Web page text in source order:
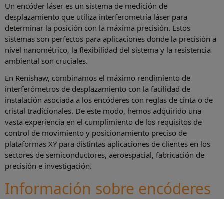
Un encóder láser es un sistema de medición de
desplazamiento que utiliza interferometría láser para
determinar la posición con la máxima precisión. Estos
sistemas son perfectos para aplicaciones donde la precisión a
nivel nanométrico, la flexibilidad del sistema y la resistencia
ambiental son cruciales.
En Renishaw, combinamos el máximo rendimiento de
interferómetros de desplazamiento con la facilidad de
instalación asociada a los encóderes con reglas de cinta o de
cristal tradicionales. De este modo, hemos adquirido una
vasta experiencia en el cumplimiento de los requisitos de
control de movimiento y posicionamiento preciso de
plataformas XY para distintas aplicaciones de clientes en los
sectores de semiconductores, aeroespacial, fabricación de
precisión e investigación.
Información sobre encóderes